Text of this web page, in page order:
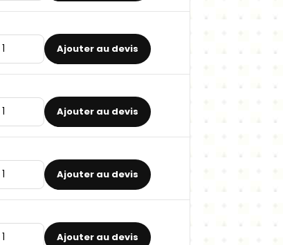
Ajouter au devis
Ajouter au devis
Ajouter au devis
Ajouter au devis